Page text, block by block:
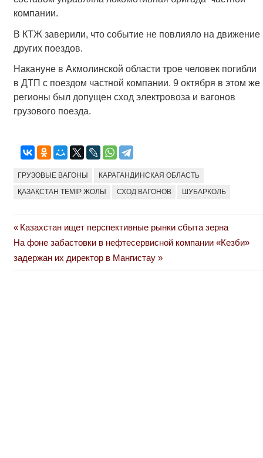
компании.
В КТЖ заверили, что событие не повлияло на движение
других поездов.
Накануне в Акмолинской области трое человек погибли
в ДТП с поездом частной компании. 9 октября в этом же
регионы был допущен сход электровоза и вагонов
грузового поезда.
ГРУЗОВЫЕ ВАГОНЫ КАРАГАНДИНСКАЯ ОБЛАСТЬ
ҚАЗАҚСТАН ТЕМІР ЖОЛЫ СХОД ВАГОНОВ ШУБАРКОЛЬ
Навигация
по
Previous
Post:
Казахстан ищет перспективные рынки сбыта зерна
Next
Post:
На фоне забастовки в нефтесервисной компании «Кезби»
задержан их директор в Мангистау